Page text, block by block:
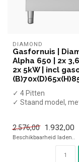
DIAMOND
Gasfornuis |
Alpha 650 | 2x
2x 5kW | incl
✓ 4 Pitten
✓ Staand model,
2.576,00
1.932,00
Beschikbaarheid laden..